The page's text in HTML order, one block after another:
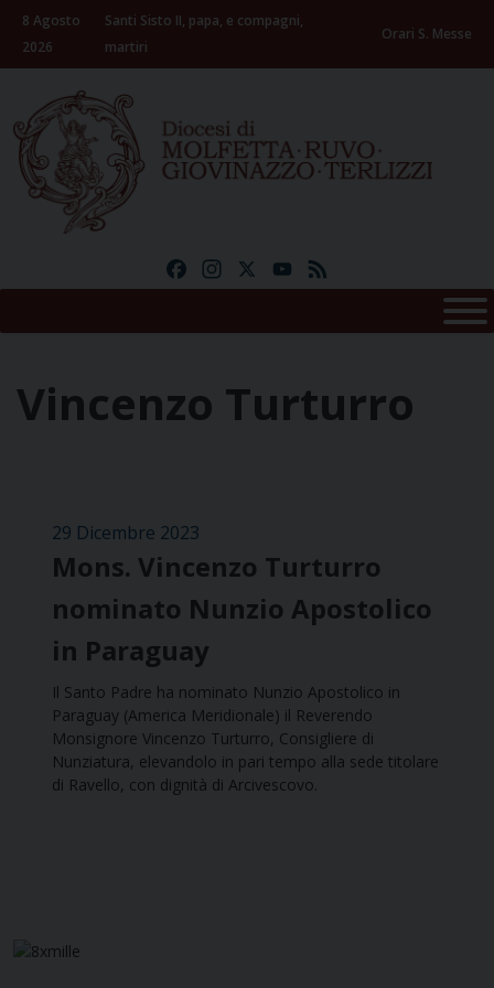
Skip
content
8 Agosto
2026
Santi Sisto II, papa, e compagni,
martiri
Orari S. Messe
FacebookInstagramYouTube
Vincenzo Turturro
29 Dicembre 2023
Mons. Vincenzo Turturro
nominato Nunzio Apostolico
in Paraguay
Il Santo Padre ha nominato Nunzio Apostolico in
Paraguay (America Meridionale) il Reverendo
Monsignore Vincenzo Turturro, Consigliere di
Nunziatura, elevandolo in pari tempo alla sede titolare
di Ravello, con dignità di Arcivescovo.